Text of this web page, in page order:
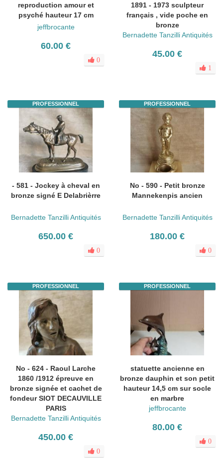
reproduction amour et
psyché hauteur 17 cm
jeffbrocante
60.00 €
0
1891 - 1973 sculpteur
français , vide poche en
bronze
Bernadette Tanzilli Antiquités
45.00 €
1
PROFESSIONNEL
- 581 - Jockey à cheval en
bronze signé E Delabrièrre
Bernadette Tanzilli Antiquités
650.00 €
0
PROFESSIONNEL
No - 590 - Petit bronze
Mannekenpis ancien
Bernadette Tanzilli Antiquités
180.00 €
0
PROFESSIONNEL
No - 624 - Raoul Larche
1860 /1912 épreuve en
bronze signée et cachet de
fondeur SIOT DECAUVILLE
PARIS
Bernadette Tanzilli Antiquités
450.00 €
0
PROFESSIONNEL
statuette ancienne en
bronze dauphin et son petit
hauteur 14,5 cm sur socle
en marbre
jeffbrocante
80.00 €
0